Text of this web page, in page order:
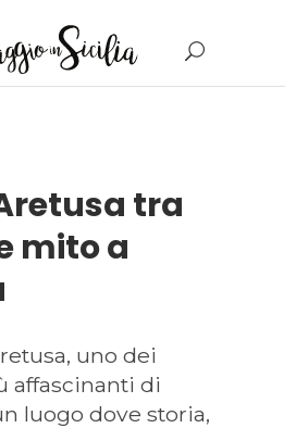
tra
mito a
uno dei
affascinanti di
luogo dove storia,